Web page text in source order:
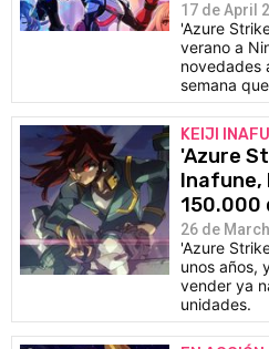
17 de April
'Azure
verano a
novedades
semana
KEIJI
'Azure
Inafune,
150.000
26 de
'Azure
unos años,
vender ya
unidades.